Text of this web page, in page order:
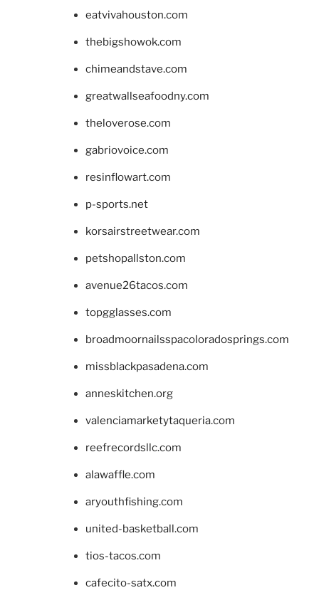
eatvivahouston.com
thebigshowok.com
chimeandstave.com
greatwallseafoodny.com
theloverose.com
gabriovoice.com
resinflowart.com
p-sports.net
korsairstreetwear.com
petshopallston.com
avenue26tacos.com
topgglasses.com
broadmoornailsspacoloradosprings.com
missblackpasadena.com
anneskitchen.org
valenciamarketytaqueria.com
reefrecordsllc.com
alawaffle.com
aryouthfishing.com
united-basketball.com
tios-tacos.com
cafecito-satx.com